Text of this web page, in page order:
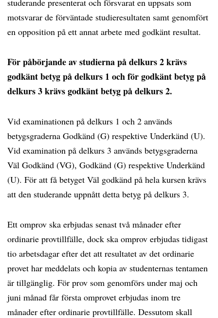
studerande presenterat och försvarat en uppsats som
motsvarar de förväntade studieresultaten samt genomfört
en opposition på ett annat arbete med godkänt resultat.
För påbörjande av studierna på delkurs 2 krävs
godkänt betyg på delkurs 1 och för godkänt betyg på
delkurs 3 krävs godkänt betyg på delkurs 2.
Vid examinationen på delkurs 1 och 2 används
betygsgraderna Godkänd (G) respektive Underkänd (U).
Vid examination på delkurs 3 används betygsgraderna
Väl Godkänd (VG), Godkänd (G) respektive Underkänd
(U). För att få betyget Väl godkänd på hela kursen krävs
att den studerande uppnått detta betyg på delkurs 3.
Ett omprov ska erbjudas senast två månader efter
ordinarie provtillfälle, dock ska omprov erbjudas tidigast
tio arbetsdagar efter det att resultatet av det ordinarie
provet har meddelats och kopia av studenternas tentamen
är tillgänglig. För prov som genomförs under maj och
juni månad får första omprovet erbjudas inom tre
månader efter ordinarie provtillfälle. Dessutom skall